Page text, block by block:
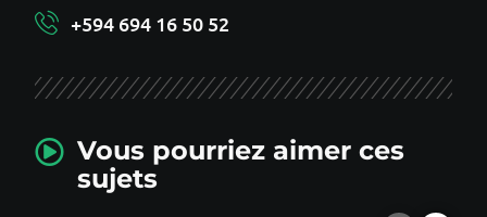
+594 694 16 50 52
Vous pourriez aimer ces
sujets